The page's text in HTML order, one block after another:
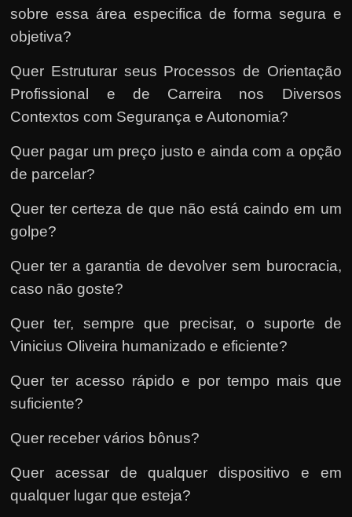
sobre essa área especifica de forma segura e
objetiva?
Quer Estruturar seus Processos de Orientação
Profissional e de Carreira nos Diversos
Contextos com Segurança e Autonomia?
Quer pagar um preço justo e ainda com a opção
de parcelar?
Quer ter certeza de que não está caindo em um
golpe?
Quer ter a garantia de devolver sem burocracia,
caso não goste?
Quer ter, sempre que precisar, o suporte de
Vinicius Oliveira humanizado e eficiente?
Quer ter acesso rápido e por tempo mais que
suficiente?
Quer receber vários bônus?
Quer acessar de qualquer dispositivo e em
qualquer lugar que esteja?